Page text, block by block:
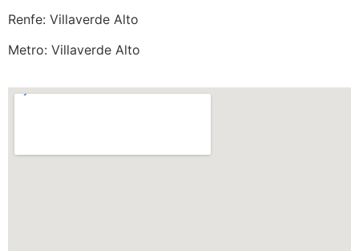
Renfe: Villaverde Alto
Metro: Villaverde Alto